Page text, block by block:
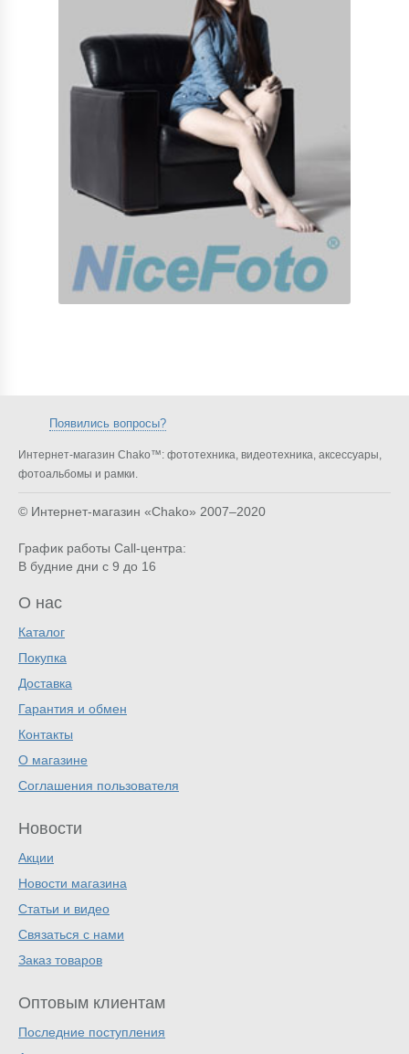
Появились вопросы?
Интернет-магазин Chako™: фототехника, видеотехника, аксессуары,
фотоальбомы и рамки.
© Интернет-магазин «Chako» 2007–2020
График работы Call-центра:
В будние дни с 9 до 16
О нас
Каталог
Покупка
Доставка
Гарантия и обмен
Контакты
О магазине
Соглашения пользователя
Новости
Акции
Новости магазина
Статьи и видео
Связаться с нами
Заказ товаров
Оптовым клиентам
Последние поступления